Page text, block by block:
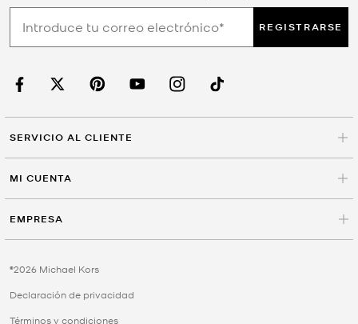
REGISTRARSE
SERVICIO AL CLIENTE
MI CUENTA
EMPRESA
©2026 Michael Kors
Declaración de privacidad
Términos y condiciones